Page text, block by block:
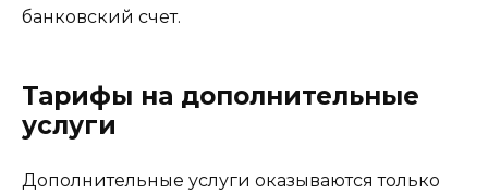
банковский счет.
Тарифы на дополнительные
услуги
Дополнительные услуги оказываются только